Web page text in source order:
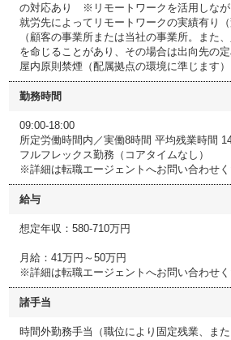
の対応あり ※リモートワークを活用しな
就労先によってリモートワークの実績有り
（顧客の事業所または当社の事業所。また
を命じることがあり、その場合は出向先の定
屋内原則禁煙（配属拠点の環境に準じます）
勤務時間
09:00-18:00
所定労働時間内／実働8時間 平均残業時間
フルフレックス勤務（コアタイムなし）
※詳細は転職エージェントへお問い合わせく
給与
想定年収：580-710万円
月給：41万円～50万円
※詳細は転職エージェントへお問い合わせく
諸手当
時間外勤務手当（職位により固定残業、ま